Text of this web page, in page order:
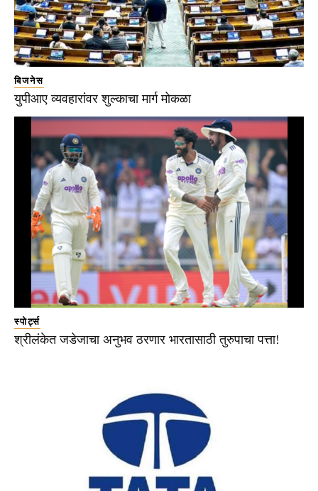
बिजनेस
युपीआए व्यवहारांवर शुल्काचा मार्ग मोकळा
स्पोर्ट्स
श्रीलंकेत जडेजाचा अनुभव ठरणार भारतासाठी तुरुपाचा पत्ता!